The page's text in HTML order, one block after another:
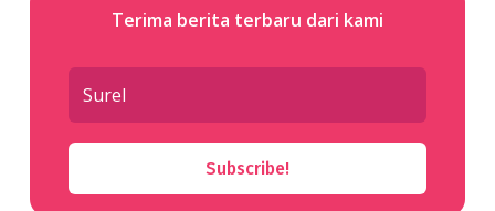
Terima berita terbaru dari kami
Subscribe!